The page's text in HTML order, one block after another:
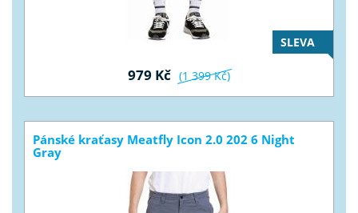
SLEVA
979 Kč (1 399 Kč)
Pánské kraťasy Meatfly Icon 2.0 202 6 Night
Gray